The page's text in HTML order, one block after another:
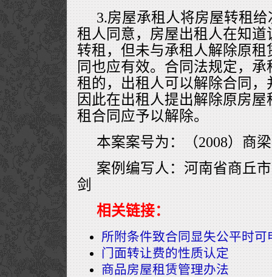
3.房屋承租人将房屋转租
租人同意，房屋出租人在知
转租，但未与承租人解除原
同也应有效。合同法规定，
租的，出租人可以解除合同
因此在出租人提出解除原房
租合同应予以解除。
本案案号为：（2008）商
案例编写人：河南省商丘
剑
相关链接：
所附条件致合同显失公平时可
门面转让费的性质认定
商品房屋租赁管理办法